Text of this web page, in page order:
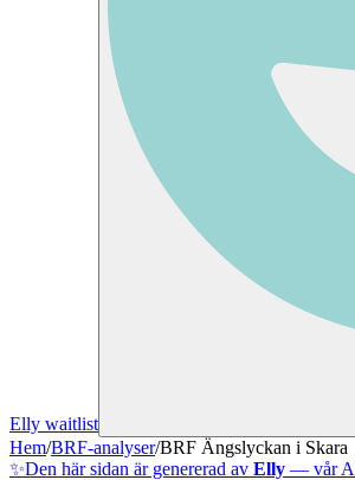
Elly waitlist
Hem/BRF-analyser/BRF Ängslyckan i Skara
✨Den här sidan är genererad av Elly — vår